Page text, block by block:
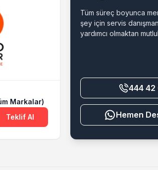
Markalar)
Teklif Al
Tüm süreç boyunca
şey için servis
yardımcı olmaktan
444 42